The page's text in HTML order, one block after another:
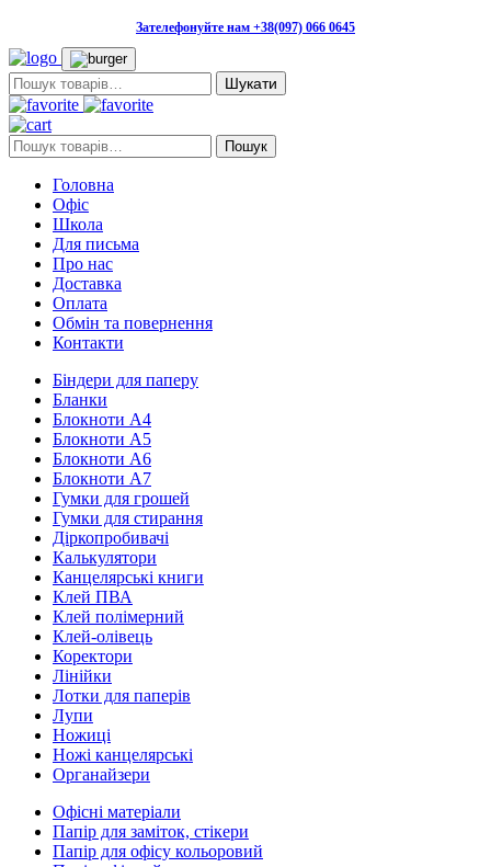
Зателефонуйте нам +38(097) 066 0645
Пошук:
Пошук: Пошук
Головна
Офіс
Школа
Для письма
Про нас
Доставка
Оплата
Обмін та повернення
Контакти
Біндери для паперу
Бланки
Блокноти А4
Блокноти А5
Блокноти А6
Блокноти А7
Гумки для грошей
Гумки для стирання
Діркопробивачі
Калькулятори
Канцелярські книги
Клей ПВА
Клей полімерний
Клей-олівець
Коректори
Лінійки
Лотки для паперів
Лупи
Ножиці
Ножі канцелярські
Органайзери
Офісні матеріали
Папір для заміток, стікери
Папір для офісу кольоровий